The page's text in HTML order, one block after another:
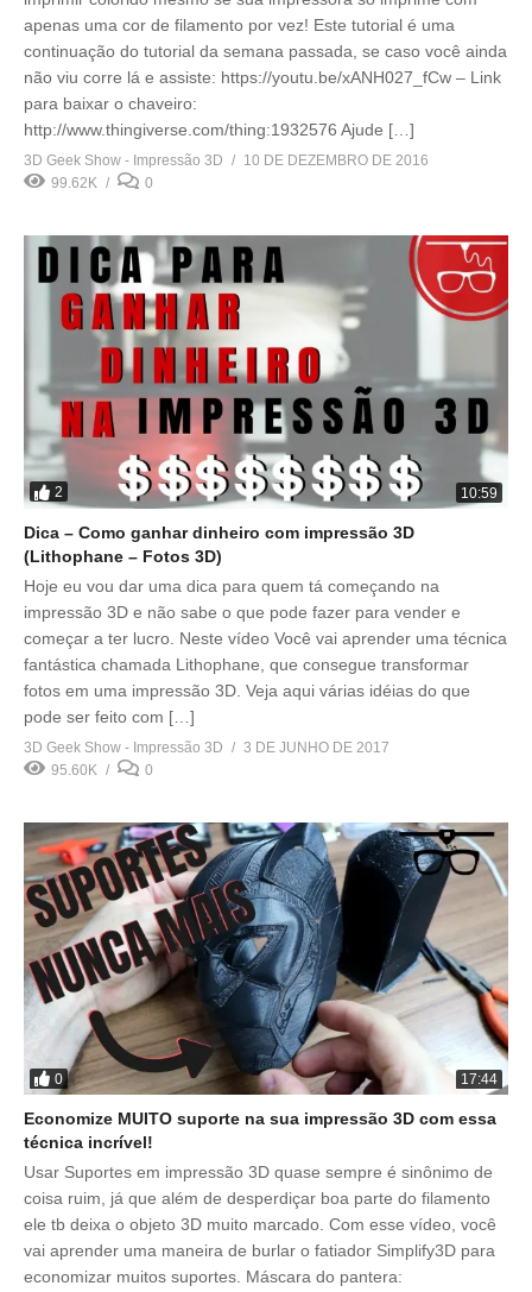
apenas uma cor de filamento por vez! Este tutorial é uma
continuação do tutorial da semana passada, se caso você ainda
não viu corre lá e assiste: https://youtu.be/xANH027_fCw – Link
para baixar o chaveiro:
http://www.thingiverse.com/thing:1932576 Ajude […]
3D Geek Show - Impressão 3D
10 DE DEZEMBRO DE 2016
99.62K
0
2 10:59
Dica – Como ganhar dinheiro com impressão 3D
(Lithophane – Fotos 3D)
Hoje eu vou dar uma dica para quem tá começando na
impressão 3D e não sabe o que pode fazer para vender e
começar a ter lucro. Neste vídeo Você vai aprender uma técnica
fantástica chamada Lithophane, que consegue transformar
fotos em uma impressão 3D. Veja aqui várias idéias do que
pode ser feito com […]
3D Geek Show - Impressão 3D
3 DE JUNHO DE 2017
95.60K
0
0 17:44
Economize MUITO suporte na sua impressão 3D com essa
técnica incrível!
Usar Suportes em impressão 3D quase sempre é sinônimo de
coisa ruim, já que além de desperdiçar boa parte do filamento
ele tb deixa o objeto 3D muito marcado. Com esse vídeo, você
vai aprender uma maneira de burlar o fatiador Simplify3D para
economizar muitos suportes. Máscara do pantera: